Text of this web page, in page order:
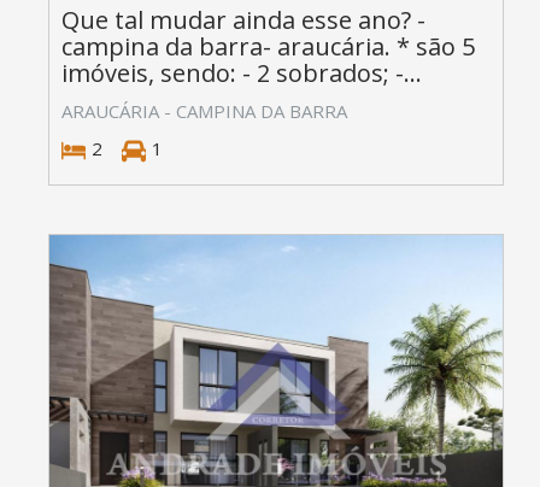
Que tal mudar ainda esse ano? -
campina da barra- araucária. * são 5
imóveis, sendo: - 2 sobrados; -...
ARAUCÁRIA - CAMPINA DA BARRA
2
1